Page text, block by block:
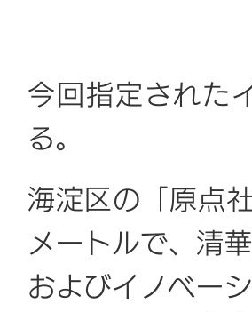
今回指定された
る。
海淀区の「原点
メートルで、清
およびイノベー